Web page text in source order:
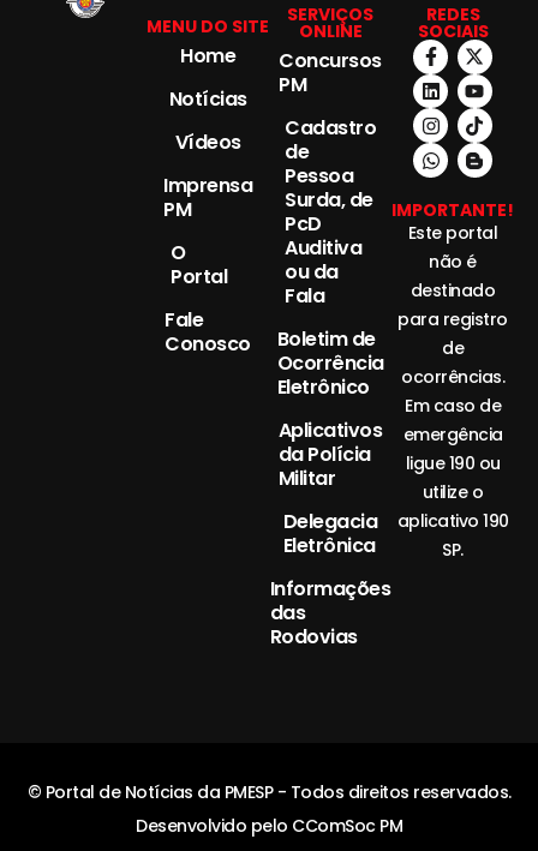
MENU DO SITE
Home
Notícias
Vídeos
Imprensa
PM
O
Portal
Fale
Conosco
SERVIÇOS
ONLINE
Concursos
PM
Cadastro
de
Pessoa
Surda, de
PcD
Auditiva
ou da
Fala
Boletim de
Ocorrência
Eletrônico
Aplicativos
da Polícia
Militar
Delegacia
Eletrônica
Informações
das
Rodovias
REDES
SOCIAIS
IMPORTANTE!
Este portal
não é
destinado
para registro
de
ocorrências.
Em caso de
emergência
ligue 190 ou
utilize o
aplicativo 190
SP.
© Portal de Notícias da PMESP - Todos direitos reservados.
Desenvolvido pelo CComSoc PM